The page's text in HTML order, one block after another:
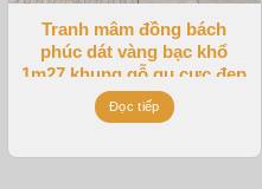
Tranh mâm đồng bách
phúc dát vàng bạc khổ
1m27 khung gỗ gụ cực đẹp
Đọc tiếp